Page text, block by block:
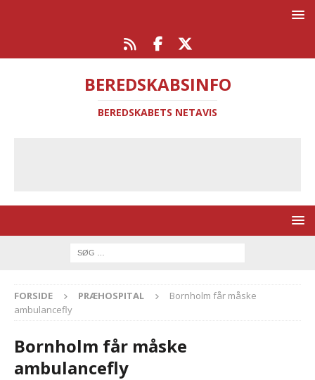
BEREDSKABSINFO
BEREDSKABETS NETAVIS
FORSIDE PRÆHOSPITAL
Bornholm får måske
ambulancefly
Bornholm får måske
ambulancefly